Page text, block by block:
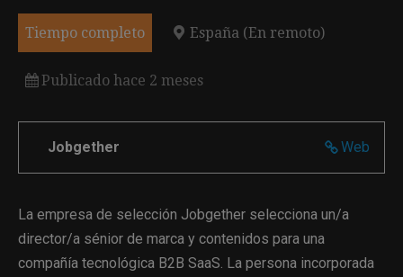
Tiempo completo España (En remoto)
Publicado hace 2 meses
Web
Jobgether
La empresa de selección Jobgether selecciona un/a
director/a sénior de marca y contenidos para una
compañía tecnológica B2B SaaS. La persona incorporada